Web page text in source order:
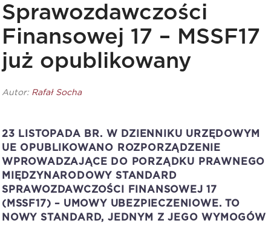
Sprawozdawczości
Finansowej 17 – MSSF17
już opublikowany
Autor: Rafał Socha
23 LISTOPADA BR. W DZIENNIKU URZĘDOWYM
UE OPUBLIKOWANO ROZPORZĄDZENIE
WPROWADZAJĄCE DO PORZĄDKU PRAWNEGO
MIĘDZYNARODOWY STANDARD
SPRAWOZDAWCZOŚCI FINANSOWEJ 17
(MSSF17) – UMOWY UBEZPIECZENIOWE. TO
NOWY STANDARD, JEDNYM Z JEGO WYMOGÓW